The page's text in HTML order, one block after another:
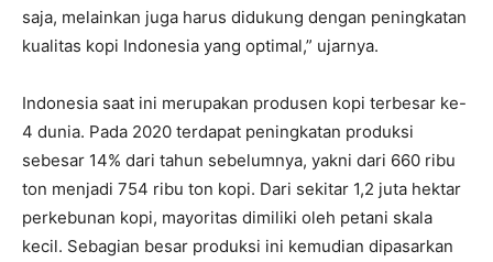
saja, melainkan juga harus didukung dengan peningkatan
kualitas kopi Indonesia yang optimal,” ujarnya.
Indonesia saat ini merupakan produsen kopi terbesar ke-
4 dunia. Pada 2020 terdapat peningkatan produksi
sebesar 14% dari tahun sebelumnya, yakni dari 660 ribu
ton menjadi 754 ribu ton kopi. Dari sekitar 1,2 juta hektar
perkebunan kopi, mayoritas dimiliki oleh petani skala
kecil. Sebagian besar produksi ini kemudian dipasarkan